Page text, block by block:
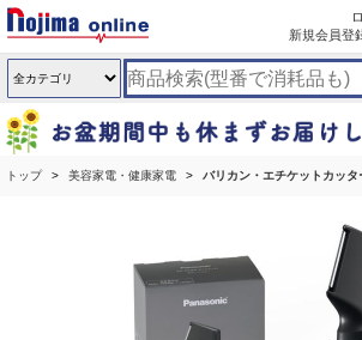
新規会員登
トップ 美容家電・健康家電 バリカン・エチケットカッタ